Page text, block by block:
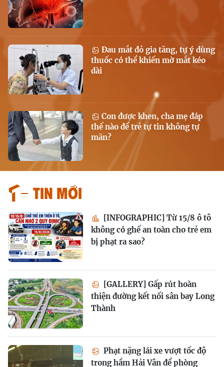
Đau mắt đỏ gia tăng, tự ý dùng
thuốc có thể khiến mờ mắt kéo
dài
Con được khen, cha mẹ đáp
thế nào để trẻ tự tin không tự
mãn?
Tin mới
[INFOGRAPHIC] Từ 15/8 ô tô
không có ghế an toàn cho trẻ em
bị phạt ra sao?
[GALLERY] Gấp rút hoàn
thiện đường kết nối sân bay Long
Thành
Phạt nặng lái xe vượt tốc độ
trong hầm Hải Vân để phòng